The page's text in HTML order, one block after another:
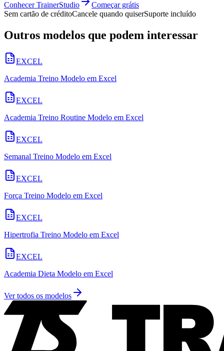
Conhecer TrainerStudio
Começar grátis
Sem cartão de créditoCancele quando quiserSuporte incluído
Outros modelos que podem interessar
EXCEL
Academia Treino Modelo em Excel
EXCEL
Academia Treino Routine Modelo em Excel
EXCEL
Semanal Treino Modelo em Excel
EXCEL
Força Treino Modelo em Excel
EXCEL
Hipertrofia Treino Modelo em Excel
EXCEL
Academia Dieta Modelo em Excel
Ver todos os modelos